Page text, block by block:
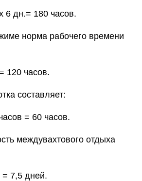
6 дн.= 180 часов.
норма рабочего времени
120 часов.
составляет:
= 60 часов.
междувахтового отдыха
= 7,5 дней.